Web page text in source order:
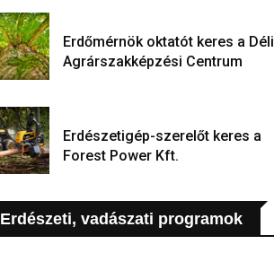
Erdőmérnök oktatót keres a Déli
Agrárszakképzési Centrum
Erdészetigép-szerelőt keres a
Forest Power Kft.
Erdészeti, vadászati programok